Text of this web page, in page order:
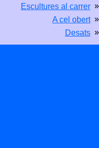
Escultures al carrer »
A cel obert »
Desats »